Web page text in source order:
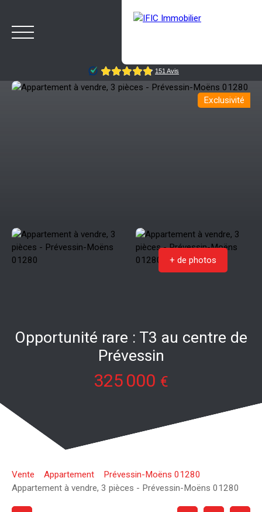
Exclusivité
+ de photos
Opportunité rare : T3 au centre de
Prévessin
325 000 €
Vente Appartement
Prévessin-Moëns 01280
Appartement à vendre, 3 pièces - Prévessin-Moëns 01280